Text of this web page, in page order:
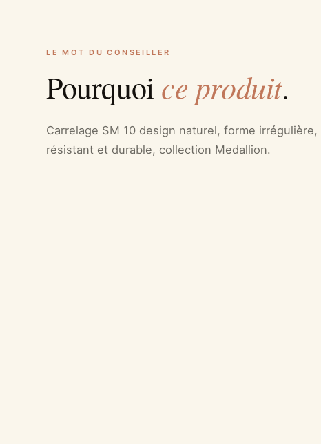
LE MOT DU CONSEILLER
Pourquoi ce produit.
Carrelage SM 10 design naturel, forme
résistant et durable, collection Medallion.